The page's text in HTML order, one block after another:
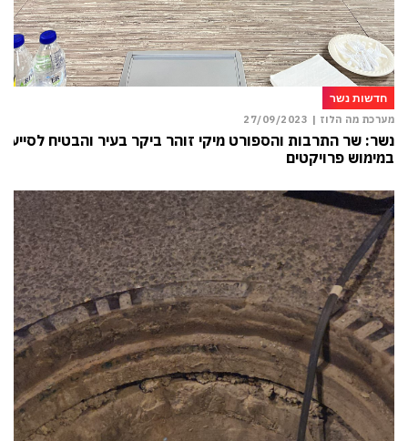
חדשות נשר
מערכת מה הלוז | 27/09/2023
נשר: שר התרבות והספורט מיקי זוהר ביקר בעיר והבטיח לסייע
במימוש פרויקטים